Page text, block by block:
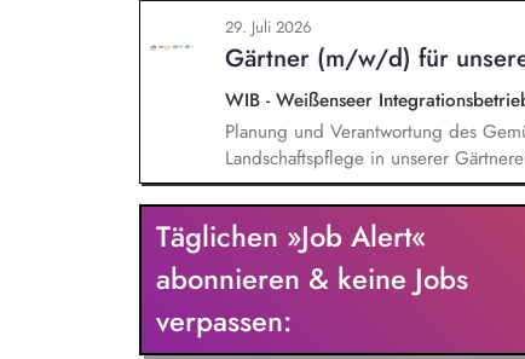
Projektleiter*innen weiter. Zu
Entwurf und Umsetzung von
Frühzeitige Identifikation von
Aufbau von strategischen
Aufträgen, Neukunden und Projekten.
29. Juli 2026
Gärtner (m/w/d) für
WIB - Weißenseer
Planung und Verantwortung des
Landschaftspflege in unserer
Bio-Anbaus, fachliche Anleitung und
Organisation der Arbeitsabläufe und
Überwachung der Einhaltung von
Unfallverhütungsvorschriften.
Täglichen »Job Alert«
abonnieren & keine Jobs
verpassen: